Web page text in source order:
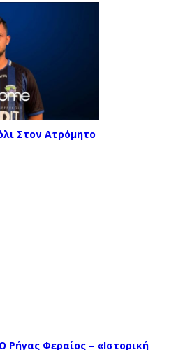
Στον Ατρόμητο
Φεραίος – «Ιστορική